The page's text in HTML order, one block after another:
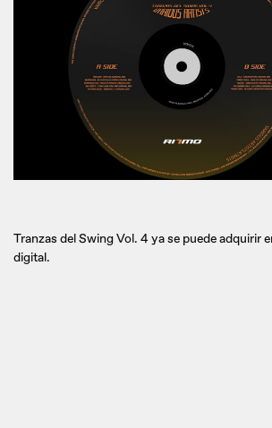
Tranzas del Swing Vol. 4 ya se puede adquirir
digital.